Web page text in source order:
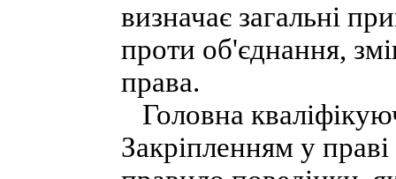
визначає загальні
проти об'єднання,
права.
Головна
Закріпленням у